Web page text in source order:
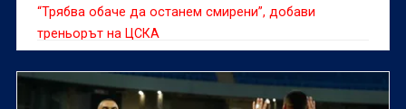
“Трябва обаче да останем смирени”, добави
треньорът на ЦСКА